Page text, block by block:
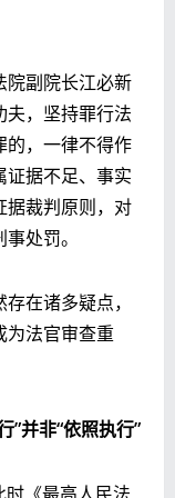
院副院长江必新
夫，坚持罪行法
的，一律不得作
证据不足、事实
据裁判原则，对
处罚。
在诸多疑点，
为法官审查重
”并非“依照执行”